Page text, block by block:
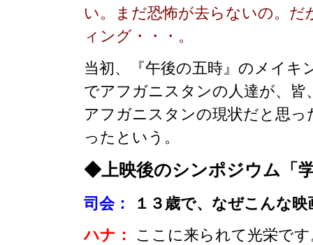
い。まだ恐怖が去らないの。
ィング・・・。
当初、『午後の五時』のメイキ
でアフガニスタンの人達が、
アフガニスタンの現状だと思
ったという。
◆上映後のシンポジウム「
司会：
１３歳で、なぜこんな
ハナ：
ここに来られて光栄で